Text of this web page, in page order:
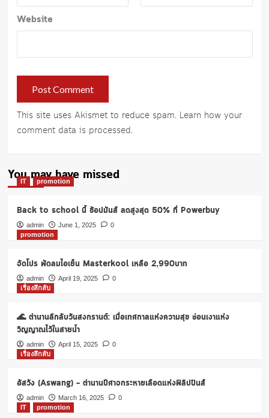
Website
This site uses Akismet to reduce spam. Learn how your
comment data is processed.
You may have missed
IT promotion
Back to school นี้ ช้อปมันส์ ลดสูงสุด 50% ที่ Powerbuy
admin June 1, 2025
0
promotion
จัดโปร พัดลมไอเย็น Masterkool เหลือ 2,990บาท
admin April 19, 2025
0
เรื่องลึกลับ
🌊 ตำนานลึกลับวันสงกรานต์: เมื่อเทศกาลแห่งความสุข ซ่อนเงาแห่ง
วิญญาณไว้ในสายน้ำ
admin April 15, 2025
0
เรื่องลึกลับ
อัสวัง (Aswang) – ตำนานปีศาจกระหายเลือดแห่งฟิลิปปินส์
admin March 16, 2025
0
IT
promotion